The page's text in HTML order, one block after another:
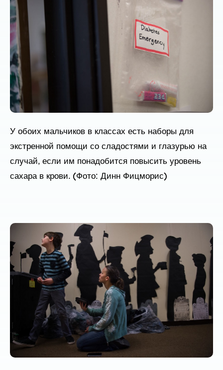
У обоих мальчиков в классах есть наборы для
экстренной помощи со сладостями и глазурью на
случай, если им понадобится повысить уровень
сахара в крови. (Фото: Динн Фицморис)